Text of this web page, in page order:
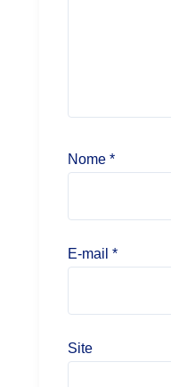
Nome *
E-mail *
Site